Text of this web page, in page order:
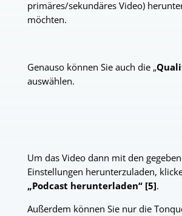
primäres/sekundäres Video)
möchten.
Genauso können Sie auch die „
auswählen.
Um das Video dann mit den
Einstellungen herunterzuladen,
„Podcast herunterladen“ [5].
Außerdem können Sie nur die